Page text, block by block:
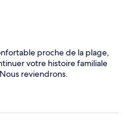
proche de la plage,
votre histoire familiale
reviendrons.